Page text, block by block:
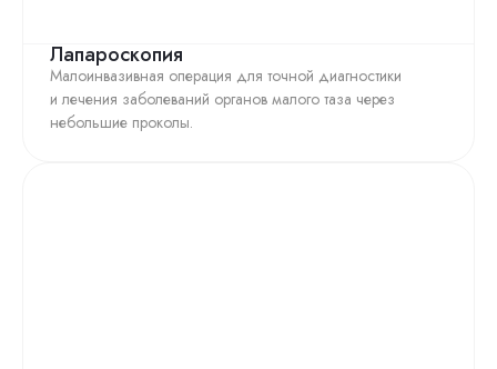
Лапароскопия
Малоинвазивная операция для точной диагностики
и лечения заболеваний органов малого таза через
небольшие проколы.